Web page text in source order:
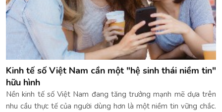
Kinh tế số Việt Nam cần một "hệ sinh thái niềm tin"
hữu hình
Nền kinh tế số Việt Nam đang tăng trưởng mạnh mẽ dựa trên
nhu cầu thực tế của người dùng hơn là một niềm tin vững chắc.